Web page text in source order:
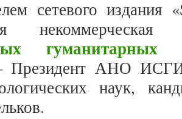
сетевого издания
некоммерческая
гуманитарных
Президент АНО
наук,